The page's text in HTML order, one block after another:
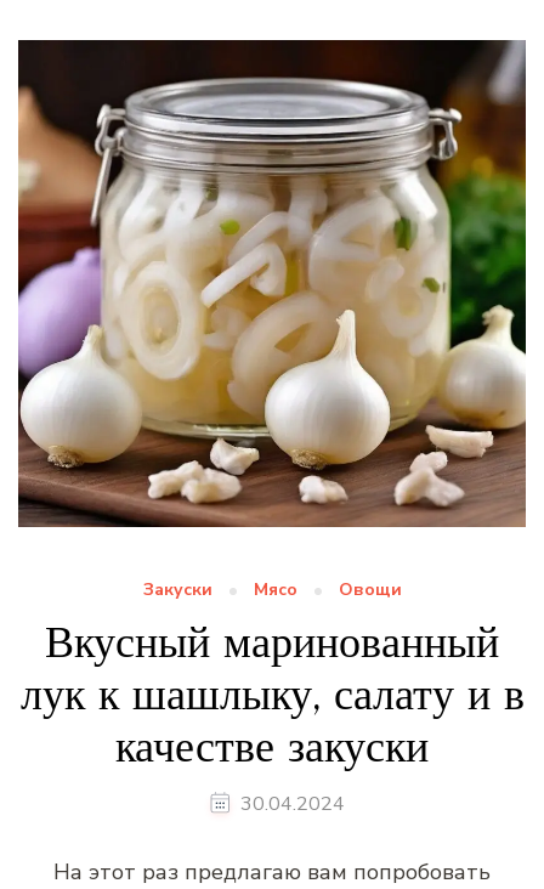
Закуски Мясо Овощи
Вкусный маринованный
лук к шашлыку, салату и в
качестве закуски
30.04.2024
На этот раз предлагаю вам попробовать